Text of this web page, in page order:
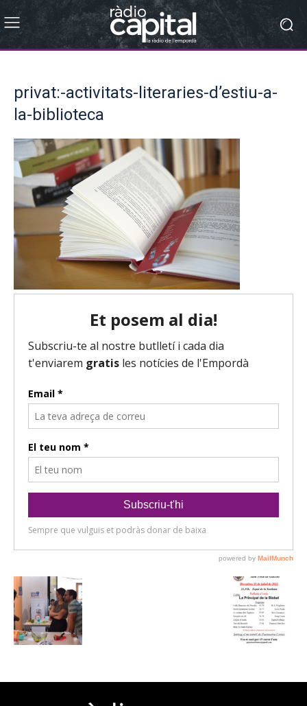
privat:-activitats-literaries-d’estiu-a-
la-biblioteca